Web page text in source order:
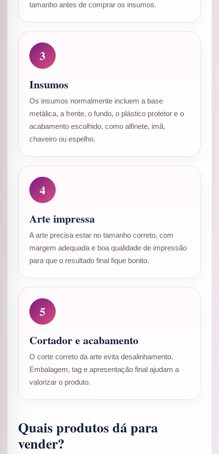
tamanho antes de comprar os insumos.
3
Insumos
Os insumos normalmente incluem a base
metálica, a frente, o fundo, o plástico protetor e o
acabamento escolhido, como alfinete, imã,
chaveiro ou espelho.
4
Arte impressa
A arte precisa estar no tamanho correto, com
margem adequada e boa qualidade de impressão
para que o resultado final fique bonito.
5
Cortador e acabamento
O corte correto da arte evita desalinhamento.
Embalagem, tag e apresentação final ajudam a
valorizar o produto.
Quais produtos dá para
vender?